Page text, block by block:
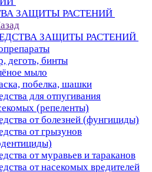
ЗАЩИТЫ РАСТЕНИЙ
ЗАЩИТЫ РАСТЕНИЙ
деготь, бинты
мыло
побелка, шашки
для отпугивания
(репеленты)
от болезней (фунгициды)
от грызунов
от муравьев и тараканов
от насекомых вредителей